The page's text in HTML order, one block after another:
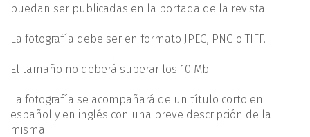
puedan ser publicadas en la portada de la revista.
La fotografía debe ser en formato JPEG, PNG o TIFF.
El tamaño no deberá superar los 10 Mb.
La fotografía se acompañará de un título corto en
español y en inglés con una breve descripción de la
misma.